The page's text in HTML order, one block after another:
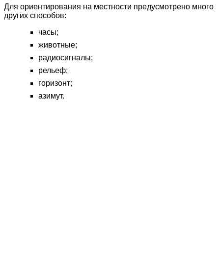
Для ориентирования на местности предусмотрено много
других способов:
часы;
животные;
радиосигналы;
рельеф;
горизонт;
азимут.